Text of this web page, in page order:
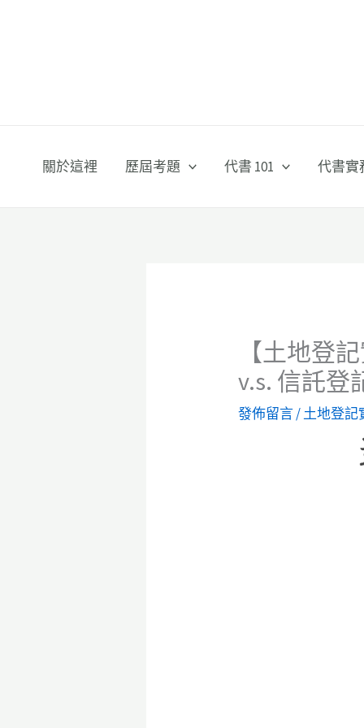
關於這裡
歷屆考題 代書 101 代書實
【土地登
v.s. 信託登
發佈留言/土地登記